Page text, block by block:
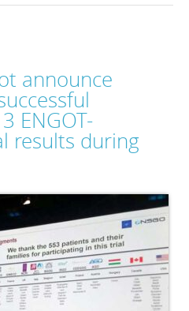
announce
ENGOT-
results during